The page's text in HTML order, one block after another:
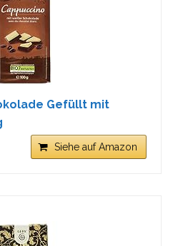
Gefüllt mit
Siehe auf Amazon